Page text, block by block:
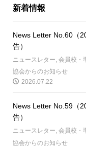
新着情報
News Letter No.60（
告）
ニュースレター 会員校・
協会からのお知らせ
2026.07.22
News Letter No.59（
告）
ニュースレター, 会員校・
協会からのお知らせ